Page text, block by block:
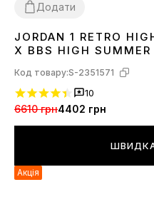
Додати
4243
JORDAN 1 RETRO
X BBS HIGH
Код товару:S-2351571
10
6610 грн4402 грн
Акція